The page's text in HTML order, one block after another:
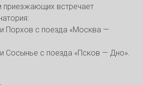
приезжающих встречает
Порхов с поезда «Москва —
Сосынье с поезда «Псков — Дно».